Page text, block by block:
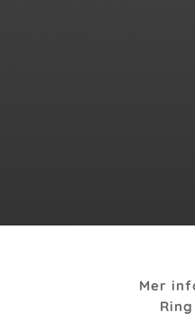
Mer